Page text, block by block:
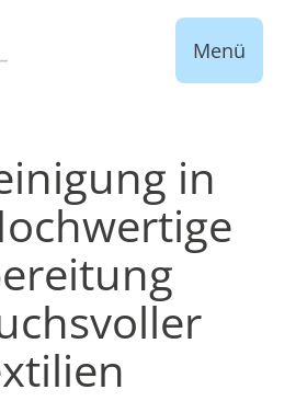
Menü
in